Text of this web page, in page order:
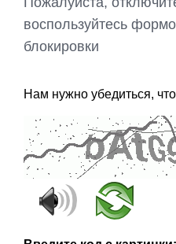
воспользуйтесь
блокировки
Нам нужно убедиться,